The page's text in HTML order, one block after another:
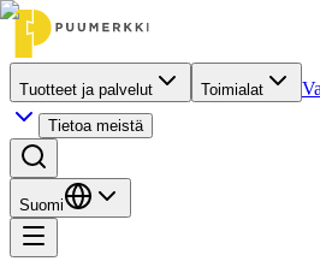
Tuotteet ja palvelut Toimialat
Tietoa meistä
Suomi